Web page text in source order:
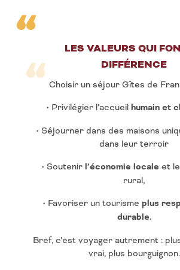
LES VALEURS QUI
DIFFÉRENCE
Choisir un séjour Gîtes de
• Privilégier l’accueil humain et
• Séjourner dans des maisons
dans leur terroir
• Soutenir l’économie locale et
rural,
• Favoriser un tourisme plus
durable.
Bref, c’est voyager autrement :
vrai, plus bourguignon.